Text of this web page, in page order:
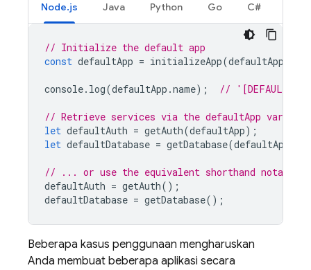
Node.js Java Python Go C#
// Initialize the default app
const defaultApp = initializeApp(
console. log(defaultApp .name); // '[DEFAULT]'
// Retrieve services via the defaultApp
let defaultAuth = getAuth(defaultApp);
let defaultDatabase = getDatabase(defaultApp
// ... or use the equivalent shorthand notation
defaultAuth = getAuth();
defaultDatabase = getDatabase();
Beberapa kasus penggunaan mengharuskan
Anda membuat beberapa aplikasi secara